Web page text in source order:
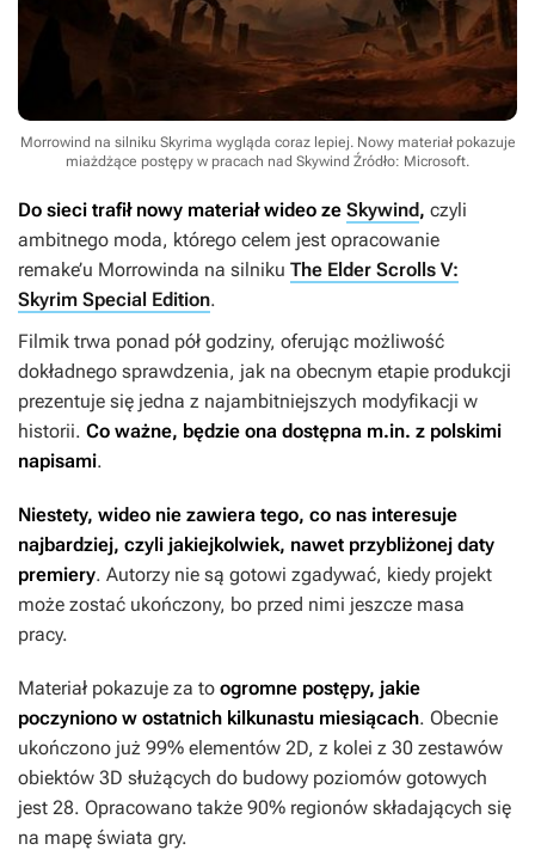
Morrowind na silniku Skyrima wygląda coraz lepiej. Nowy materiał pokazuje
miażdżące postępy w pracach nad Skywind Źródło: Microsoft.
Do sieci trafił nowy materiał wideo ze Skywind, czyli
ambitnego moda, którego celem jest opracowanie
remake’u Morrowinda na silniku The Elder Scrolls V:
Skyrim Special Edition.
Filmik trwa ponad pół godziny, oferując możliwość
dokładnego sprawdzenia, jak na obecnym etapie produkcji
prezentuje się jedna z najambitniejszych modyfikacji w
historii. Co ważne, będzie ona dostępna m.in. z polskimi
napisami.
Niestety, wideo nie zawiera tego, co nas interesuje
najbardziej, czyli jakiejkolwiek, nawet przybliżonej daty
premiery. Autorzy nie są gotowi zgadywać, kiedy projekt
może zostać ukończony, bo przed nimi jeszcze masa
pracy.
Materiał pokazuje za to ogromne postępy, jakie
poczyniono w ostatnich kilkunastu miesiącach. Obecnie
ukończono już 99% elementów 2D, z kolei z 30 zestawów
obiektów 3D służących do budowy poziomów gotowych
jest 28. Opracowano także 90% regionów składających się
na mapę świata gry.